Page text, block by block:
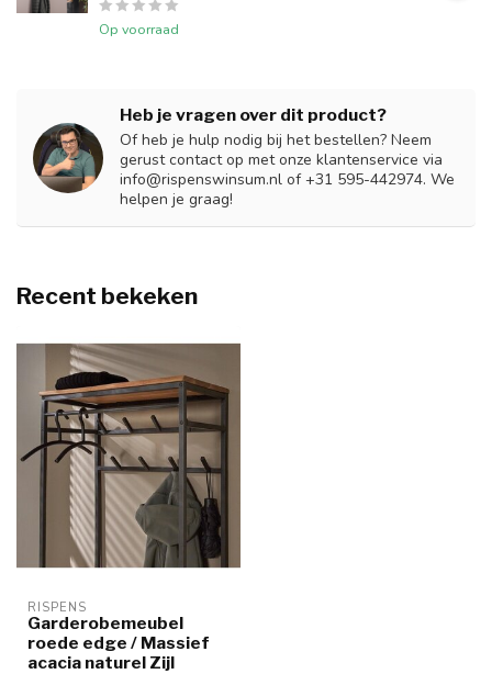
Op voorraad
Heb je vragen over dit product?
Of heb je hulp nodig bij het bestellen? Neem
gerust contact op met onze klantenservice via
info@rispenswinsum.nl of +31 595-442974. We
helpen je graag!
Recent bekeken
RISPENS
Garderobemeubel
roede edge / Massief
acacia naturel Zijl